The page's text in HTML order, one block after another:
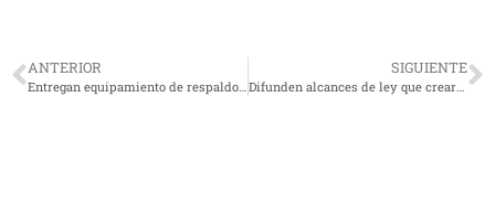
ANTERIOR SIGUIENTE
Difunden alcances de ley que creará Registro Nacional de Deudores de Pensiones Alimenticias